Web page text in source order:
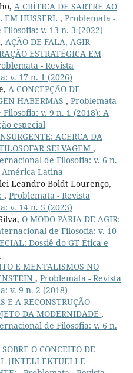
A CRÍTICA DE SARTRE AO
EM HUSSERL , Problemata -
v. 13 n. 3 (2022)
AÇÃO DE FALA, AGIR
ESTRATÉGICA EM
- Revista
v. 17 n. 1 (2026)
A CONCEPÇÃO DE
HABERMAS , Problemata -
v. 9 n. 1 (2018): A
especial
ACERCA DA
SELVAGEM ,
de Filosofia: v. 6 n.
América Latina
Leandro Boldt Lourenço,
, Problemata - Revista
v. 14 n. 5 (2023)
O MODO PÁRIA DE AGIR:
de Filosofia: v. 10
Dossiê do GT Ética e
E MENTALISMOS NO
, Problemata - Revista
v. 9 n. 2 (2018)
E A RECONSTRUÇÃO
DA MODERNIDADE ,
de Filosofia: v. 6 n.
O CONCEITO DE
[INTELLEKTUELLE